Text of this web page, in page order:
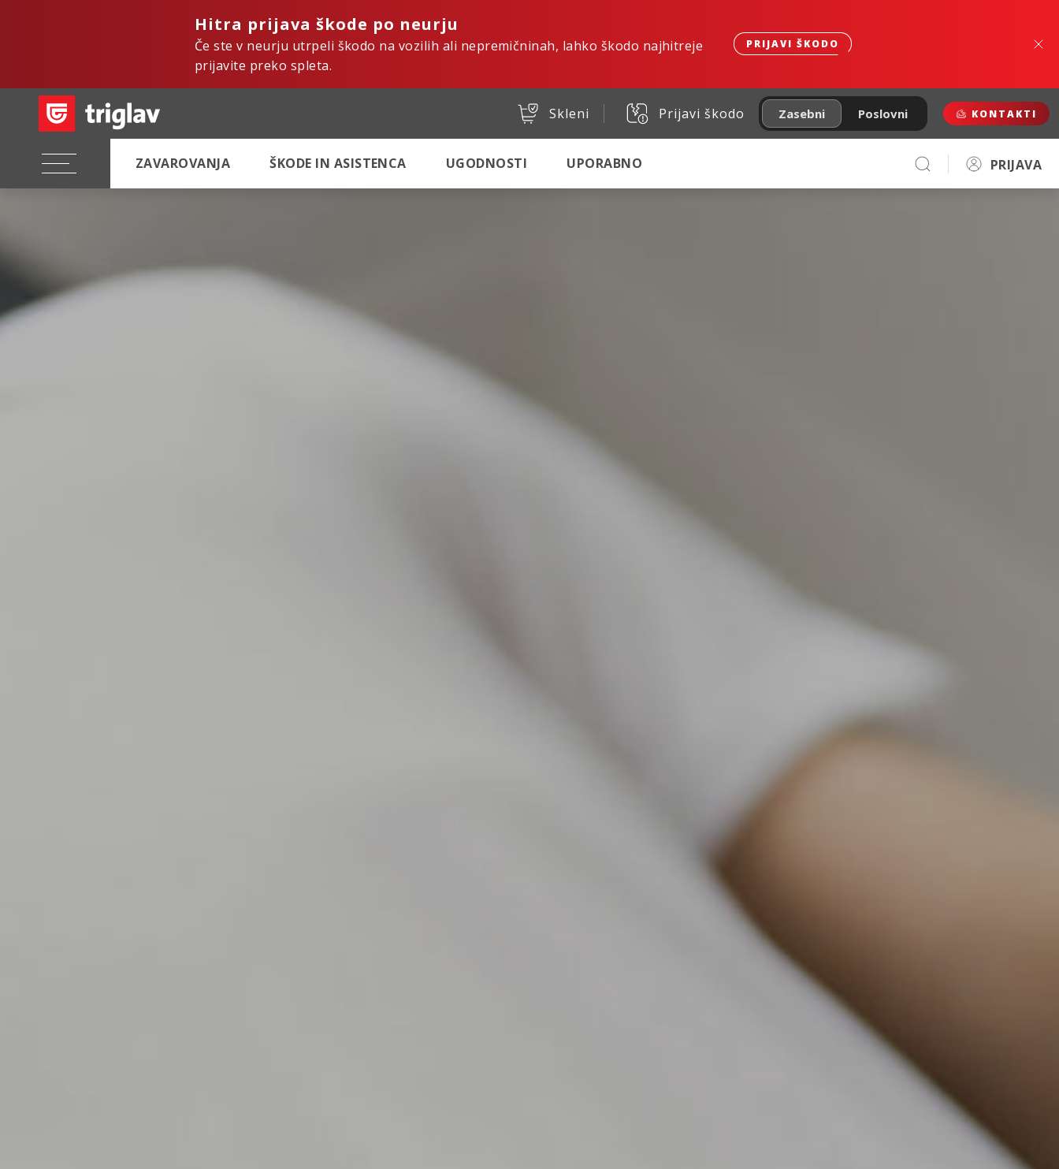
Hitra prijava škode po neurju
Če ste v neurju utrpeli škodo na vozilih ali nepremičninah, lahko škodo najhitreje
prijavite preko spleta.
PRIJAVI ŠKODO
Skleni Prijavi škodo Zasebni Poslovni KONTAKTI
ZAVAROVANJA ŠKODE IN ASISTENCA UGODNOSTI UPORABNO PRIJAVA